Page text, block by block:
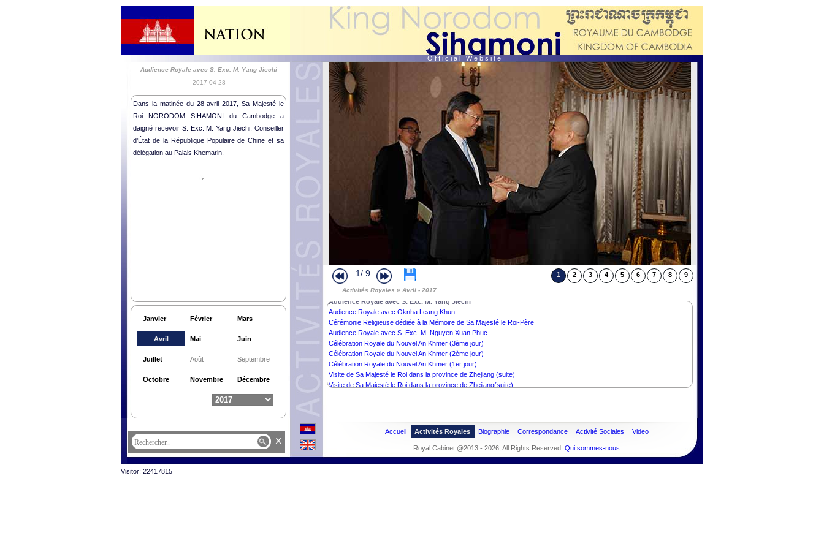
O f f i c i a l W e b s i t e
Audience Royale avec S. Exc. M. Yang Jiechi
2017-04-28
Dans la matinée du 28 avril 2017, Sa Majesté le
Roi NORODOM SIHAMONI du Cambodge a
daigné recevoir S. Exc. M. Yang Jiechi, Conseiller
d’État de la République Populaire de Chine et sa
délégation au Palais Khemarin.
Janvier Février Mars
Avril Mai Juin
Juillet Août Septembre
Octobre Novembre Décembre
1/ 9 1 2 3 4 5 6 7 8 9
Activités Royales » Avril - 2017
Audience Royale avec S. Exc. M. Yang Jiechi
Audience Royale avec Oknha Leang Khun
Cérémonie Religieuse dédiée à la Mémoire de Sa Majesté le Roi-Père
Audience Royale avec S. Exc. M. Nguyen Xuan Phuc
Célébration Royale du Nouvel An Khmer (3ème jour)
Célébration Royale du Nouvel An Khmer (2ème jour)
Célébration Royale du Nouvel An Khmer (1er jour)
Visite de Sa Majesté le Roi dans la province de Zhejiang (suite)
Visite de Sa Majesté le Roi dans la province de Zhejiang(suite)
Visite de Sa Majesté le Roi dans la province de Zhejiang(suite)
Visite de Sa Majesté le Roi dans la province de Zhejiang
x
Accueil Activités Royales Biographie Correspondance Activité Sociales Video
Royal Cabinet @2013 - 2026, All Rights Reserved. Qui sommes-nous
Visitor: 22417815